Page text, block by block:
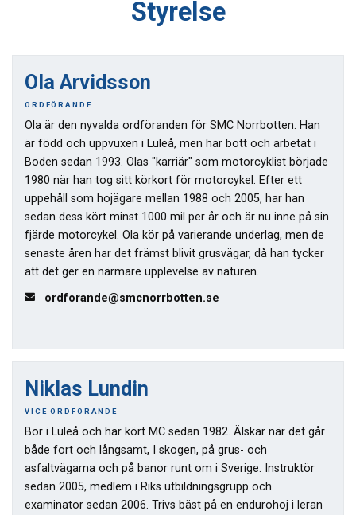
Styrelse
Ola Arvidsson
ORDFÖRANDE
Ola är den nyvalda ordföranden för SMC Norrbotten. Han
är född och uppvuxen i Luleå, men har bott och arbetat i
Boden sedan 1993. Olas "karriär" som motorcyklist började
1980 när han tog sitt körkort för motorcykel. Efter ett
uppehåll som hojägare mellan 1988 och 2005, har han
sedan dess kört minst 1000 mil per år och är nu inne på sin
fjärde motorcykel. Ola kör på varierande underlag, men de
senaste åren har det främst blivit grusvägar, då han tycker
att det ger en närmare upplevelse av naturen.
ordforande@smcnorrbotten.se
Niklas Lundin
VICE ORDFÖRANDE
Bor i Luleå och har kört MC sedan 1982. Älskar när det går
både fort och långsamt, I skogen, på grus- och
asfaltvägarna och på banor runt om i Sverige. Instruktör
sedan 2005, medlem i Riks utbildningsgrupp och
examinator sedan 2006. Trivs bäst på en endurohoj i leran